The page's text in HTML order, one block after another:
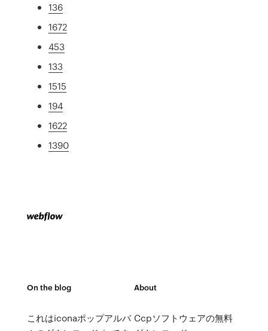
136
1672
453
133
1515
194
1622
1390
On the blog
これはiconaポップアルバ
About
Ccpソフトウェアの無料